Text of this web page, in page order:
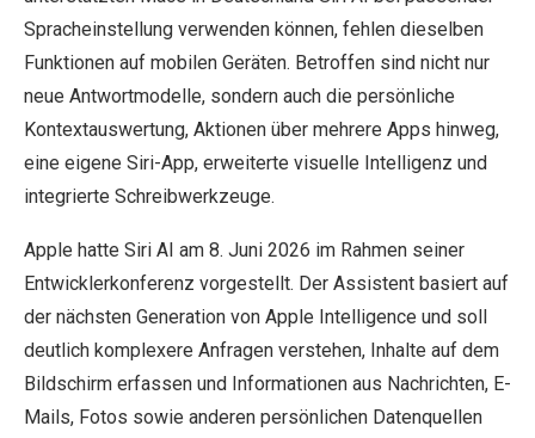
Spracheinstellung verwenden können, fehlen dieselben
Funktionen auf mobilen Geräten. Betroffen sind nicht nur
neue Antwortmodelle, sondern auch die persönliche
Kontextauswertung, Aktionen über mehrere Apps hinweg,
eine eigene Siri-App, erweiterte visuelle Intelligenz und
integrierte Schreibwerkzeuge.
Apple hatte Siri AI am 8. Juni 2026 im Rahmen seiner
Entwicklerkonferenz vorgestellt. Der Assistent basiert auf
der nächsten Generation von Apple Intelligence und soll
deutlich komplexere Anfragen verstehen, Inhalte auf dem
Bildschirm erfassen und Informationen aus Nachrichten, E-
Mails, Fotos sowie anderen persönlichen Datenquellen